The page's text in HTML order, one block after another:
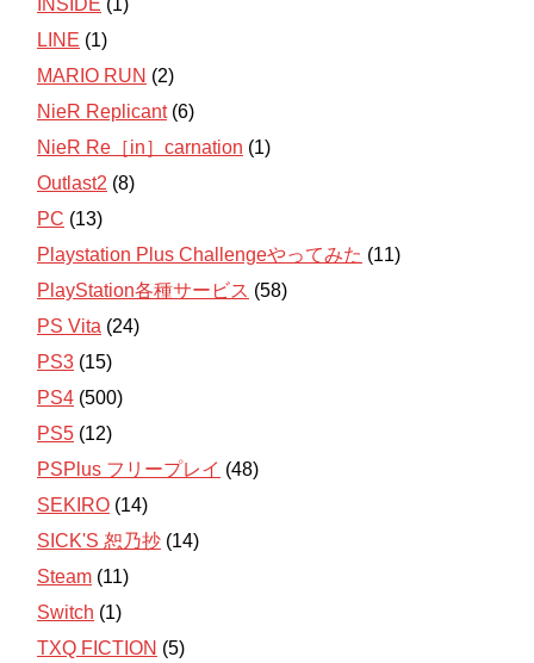
LINE (1)
MARIO RUN (2)
NieR Replicant(6)
NieR Re［in］carnation (1)
Outlast2 (8)
PC (13)
Playstation Plus Challengeやってみた (11)
PlayStation各種サービス (58)
PS Vita (24)
PS3 (15)
PS4 (500)
PS5 (12)
PSPlus フリープレイ (48)
SEKIRO (14)
SICK'S 恕乃抄 (14)
Steam (11)
Switch (1)
TXQ FICTION (5)